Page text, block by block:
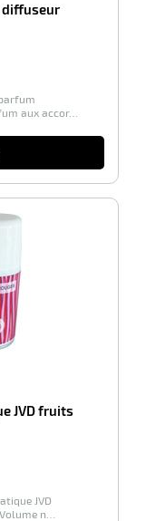
diffuseur
aux accor…
JVD fruits
JVD
n…